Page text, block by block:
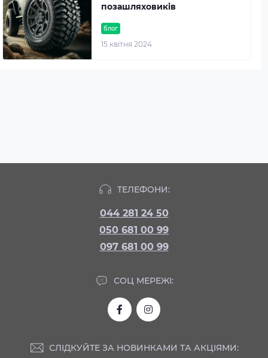
блог
15 квітня 2024
позашляховиків
ТЕЛЕФОНИ:
044 281 24 50
050 681 00 99
097 681 00 99
СОЦ МЕРЕЖІ:
СЛІДКУЙТЕ ЗА НОВИНКАМИ ТА АКЦІЯМИ: